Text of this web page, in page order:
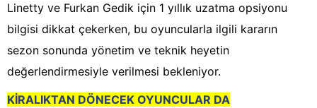
Linetty ve Furkan Gedik için 1 yıllık uzatma opsiyonu
bilgisi dikkat çekerken, bu oyuncularla ilgili kararın
sezon sonunda yönetim ve teknik heyetin
değerlendirmesiyle verilmesi bekleniyor.
KİRALIKTAN DÖNECEK OYUNCULAR DA